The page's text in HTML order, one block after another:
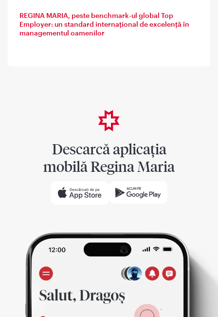
REGINA MARIA, peste benchmark-ul global Top
Employer: un standard internațional de excelență în
managementul oamenilor
Descarcă aplicația
mobilă Regina Maria